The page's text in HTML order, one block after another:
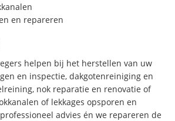
en repareren
helpen bij het herstellen van uw
en inspectie, dakgotenreiniging en
nok reparatie en renovatie of
of lekkages opsporen en
advies én we repareren de